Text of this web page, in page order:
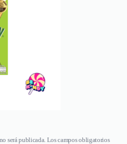
será publicada. Los campos obligatorios